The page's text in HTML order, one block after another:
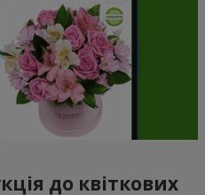
до квіткових